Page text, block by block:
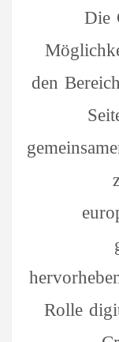
Die
den
Rolle